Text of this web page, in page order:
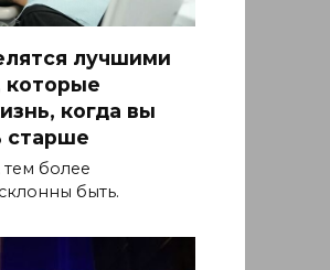
лучшими
которые
когда вы
старше
более
быть.